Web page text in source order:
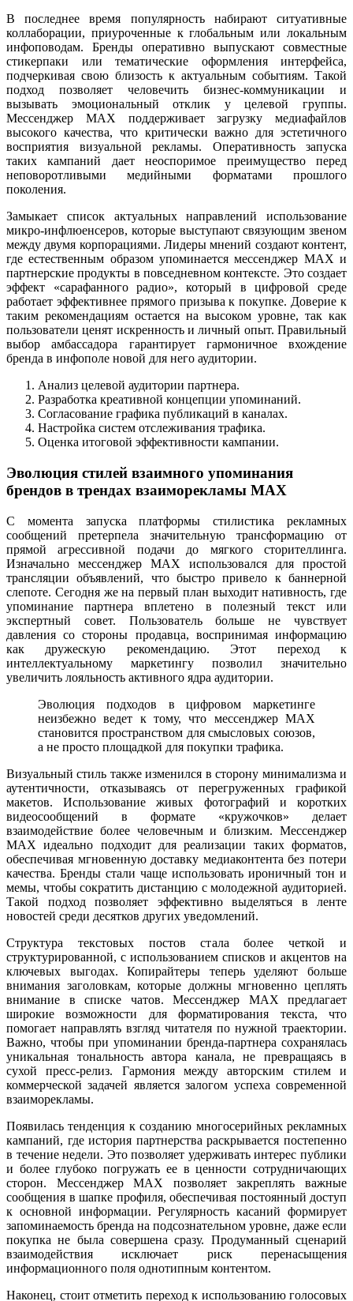
В последнее время популярность набирают ситуативные
коллаборации, приуроченные к глобальным или локальным
инфоповодам. Бренды оперативно выпускают совместные
стикерпаки или тематические оформления интерфейса,
подчеркивая свою близость к актуальным событиям. Такой
подход позволяет человечить бизнес-коммуникации и
вызывать эмоциональный отклик у целевой группы.
Мессенджер MAX поддерживает загрузку медиафайлов
высокого качества, что критически важно для эстетичного
восприятия визуальной рекламы. Оперативность запуска
таких кампаний дает неоспоримое преимущество перед
неповоротливыми медийными форматами прошлого
поколения.
Замыкает список актуальных направлений использование
микро-инфлюенсеров, которые выступают связующим звеном
между двумя корпорациями. Лидеры мнений создают контент,
где естественным образом упоминается мессенджер MAX и
партнерские продукты в повседневном контексте. Это создает
эффект «сарафанного радио», который в цифровой среде
работает эффективнее прямого призыва к покупке. Доверие к
таким рекомендациям остается на высоком уровне, так как
пользователи ценят искренность и личный опыт. Правильный
выбор амбассадора гарантирует гармоничное вхождение
бренда в инфополе новой для него аудитории.
Анализ целевой аудитории партнера.
Разработка креативной концепции упоминаний.
Согласование графика публикаций в каналах.
Настройка систем отслеживания трафика.
Оценка итоговой эффективности кампании.
Эволюция стилей взаимного упоминания
брендов в трендах взаиморекламы MAX
С момента запуска платформы стилистика рекламных
сообщений претерпела значительную трансформацию от
прямой агрессивной подачи до мягкого сторителлинга.
Изначально мессенджер MAX использовался для простой
трансляции объявлений, что быстро привело к баннерной
слепоте. Сегодня же на первый план выходит нативность, где
упоминание партнера вплетено в полезный текст или
экспертный совет. Пользователь больше не чувствует
давления со стороны продавца, воспринимая информацию
как дружескую рекомендацию. Этот переход к
интеллектуальному маркетингу позволил значительно
увеличить лояльность активного ядра аудитории.
Эволюция подходов в цифровом маркетинге
неизбежно ведет к тому, что мессенджер MAX
становится пространством для смысловых союзов,
а не просто площадкой для покупки трафика.
Визуальный стиль также изменился в сторону минимализма и
аутентичности, отказываясь от перегруженных графикой
макетов. Использование живых фотографий и коротких
видеосообщений в формате «кружочков» делает
взаимодействие более человечным и близким. Мессенджер
MAX идеально подходит для реализации таких форматов,
обеспечивая мгновенную доставку медиаконтента без потери
качества. Бренды стали чаще использовать ироничный тон и
мемы, чтобы сократить дистанцию с молодежной аудиторией.
Такой подход позволяет эффективно выделяться в ленте
новостей среди десятков других уведомлений.
Структура текстовых постов стала более четкой и
структурированной, с использованием списков и акцентов на
ключевых выгодах. Копирайтеры теперь уделяют больше
внимания заголовкам, которые должны мгновенно цеплять
внимание в списке чатов. Мессенджер MAX предлагает
широкие возможности для форматирования текста, что
помогает направлять взгляд читателя по нужной траектории.
Важно, чтобы при упоминании бренда-партнера сохранялась
уникальная тональность автора канала, не превращаясь в
сухой пресс-релиз. Гармония между авторским стилем и
коммерческой задачей является залогом успеха современной
взаиморекламы.
Появилась тенденция к созданию многосерийных рекламных
кампаний, где история партнерства раскрывается постепенно
в течение недели. Это позволяет удерживать интерес публики
и более глубоко погружать ее в ценности сотрудничающих
сторон. Мессенджер MAX позволяет закреплять важные
сообщения в шапке профиля, обеспечивая постоянный доступ
к основной информации. Регулярность касаний формирует
запоминаемость бренда на подсознательном уровне, даже если
покупка не была совершена сразу. Продуманный сценарий
взаимодействия исключает риск перенасыщения
информационного поля однотипным контентом.
Наконец, стоит отметить переход к использованию голосовых